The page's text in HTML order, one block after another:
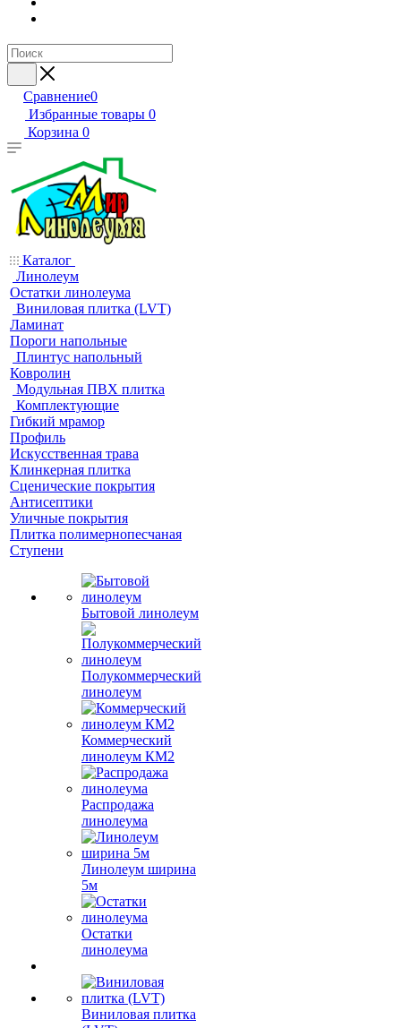
Сравнение0
Избранные товары 0
Корзина 0
Каталог
Линолеум
Остатки линолеума
Виниловая плитка (LVT)
Ламинат
Пороги напольные
Плинтус напольный
Ковролин
Модульная ПВХ плитка
Комплектующие
Гибкий мрамор
Профиль
Искусственная трава
Клинкерная плитка
Сценические покрытия
Антисептики
Уличные покрытия
Плитка полимернопесчаная
Ступени
Бытовой линолеум
Полукоммерческий
линолеум
Коммерческий
линолеум КМ2
Распродажа
линолеума
Линолеум ширина
5м
Остатки
линолеума
Виниловая плитка